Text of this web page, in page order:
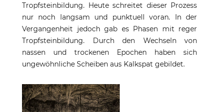
Tropfsteinbildung. Heute schreitet dieser Prozess
nur noch langsam und punktuell voran. In der
Vergangenheit jedoch gab es Phasen mit reger
Tropfsteinbildung. Durch den Wechseln von
nassen und trockenen Epochen haben sich
ungewöhnliche Scheiben aus Kalkspat gebildet.